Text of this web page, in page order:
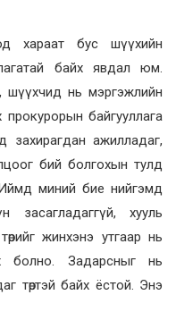
хараат бус шүүхийн
байх явдал юм.
шүүхчид нь мэргэжлийн
байгууллага
захирагдан ажилладаг,
бий болгохын тулд
миний бие нийгэмд
засагладаггүй, хууль
жинхэнэ утгаар нь
болно. Задарсныг нь
төртэй байх ёстой. Энэ